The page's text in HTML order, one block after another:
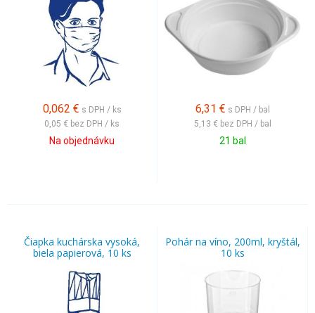
0,062 € s DPH / ks
0,05 € bez DPH / ks
Na objednávku
6,31 € s DPH / bal
5,13 € bez DPH / bal
21 bal
Čiapka kuchárska vysoká,
biela papierová, 10 ks
Pohár na víno, 200ml, kryštál,
10 ks